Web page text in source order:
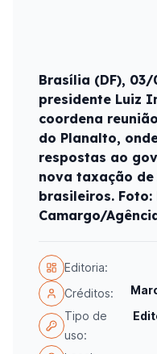
Brasília (DF),
presidente Luiz
coordena
do Planalto,
respostas ao
nova taxação
brasileiros. Foto:
Camargo/
Editoria:
Créditos:
Tipo de
uso: